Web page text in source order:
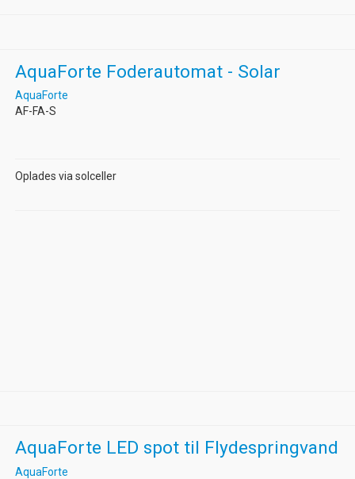
AquaForte Foderautomat - Solar
AquaForte
AF-FA-S
Oplades via solceller
AquaForte LED spot til Flydespringvand
AquaForte